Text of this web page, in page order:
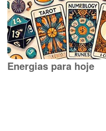
Energias para hoje